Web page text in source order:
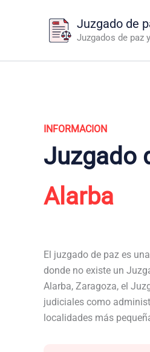
Juzgado de
Juzgados de paz
INFORMACION
Juzgado
Alarba
El juzgado de paz es
donde no existe un
Alarba, Zaragoza, el
judiciales como
localidades más